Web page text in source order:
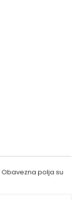
Obavezna polja su